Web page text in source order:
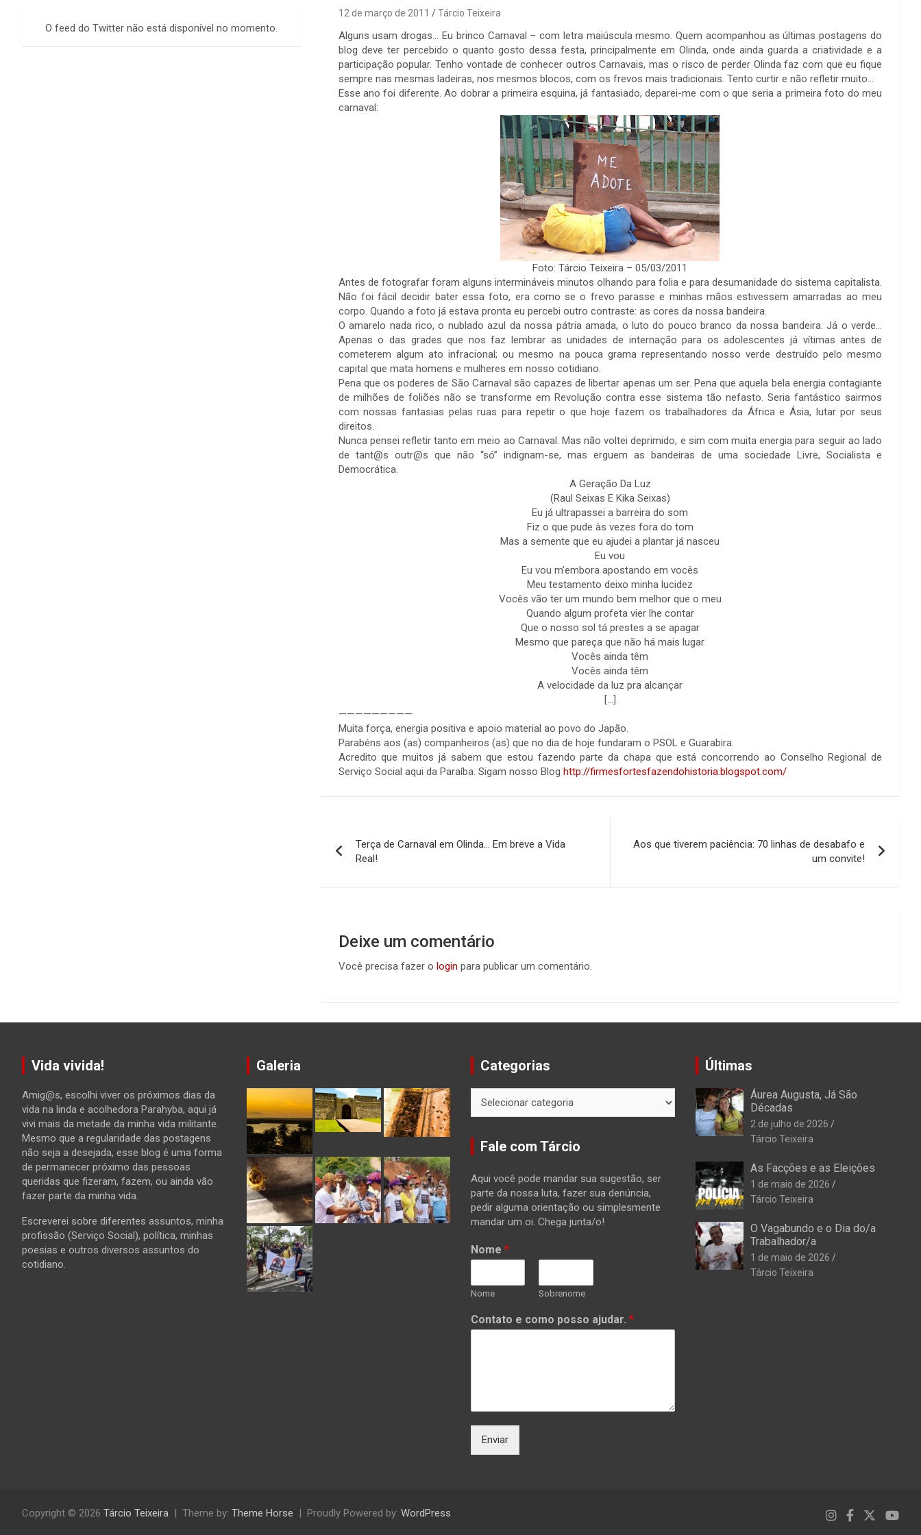
12 de março de 2011 Tárcio Teixeira
Alguns usam drogas… Eu brinco Carnaval – com letra maiúscula mesmo. Quem acompanhou as últimas postagens do
blog deve ter percebido o quanto gosto dessa festa, principalmente em Olinda, onde ainda guarda a criatividade e a
participação popular. Tenho vontade de conhecer outros Carnavais, mas o risco de perder Olinda faz com que eu fique
sempre nas mesmas ladeiras, nos mesmos blocos, com os frevos mais tradicionais. Tento curtir e não refletir muito…
Esse ano foi diferente. Ao dobrar a primeira esquina, já fantasiado, deparei-me com o que seria a primeira foto do meu
carnaval:
Foto: Tárcio Teixeira – 05/03/2011
Antes de fotografar foram alguns intermináveis minutos olhando para folia e para desumanidade do sistema capitalista.
Não foi fácil decidir bater essa foto, era como se o frevo parasse e minhas mãos estivessem amarradas ao meu
corpo. Quando a foto já estava pronta eu percebi outro contraste: as cores da nossa bandeira.
O amarelo nada rico, o nublado azul da nossa pátria amada, o luto do pouco branco da nossa bandeira. Já o verde…
Apenas o das grades que nos faz lembrar as unidades de internação para os adolescentes já vítimas antes de
cometerem algum ato infracional; ou mesmo na pouca grama representando nosso verde destruído pelo mesmo
capital que mata homens e mulheres em nosso cotidiano.
Pena que os poderes de São Carnaval são capazes de libertar apenas um ser. Pena que aquela bela energia contagiante
de milhões de foliões não se transforme em Revolução contra esse sistema tão nefasto. Seria fantástico sairmos
com nossas fantasias pelas ruas para repetir o que hoje fazem os trabalhadores da África e Ásia, lutar por seus
direitos.
Nunca pensei refletir tanto em meio ao Carnaval. Mas não voltei deprimido, e sim com muita energia para seguir ao lado
de tant@s outr@s que não “só” indignam-se, mas erguem as bandeiras de uma sociedade Livre, Socialista e
Democrática.
A Geração Da Luz
(Raul Seixas E Kika Seixas)
Eu já ultrapassei a barreira do som
Fiz o que pude às vezes fora do tom
Mas a semente que eu ajudei a plantar já nasceu
Eu vou
Eu vou m’embora apostando em vocês
Meu testamento deixo minha lucidez
Vocês vão ter um mundo bem melhor que o meu
Quando algum profeta vier lhe contar
Que o nosso sol tá prestes a se apagar
Mesmo que pareça que não há mais lugar
Vocês ainda têm
Vocês ainda têm
A velocidade da luz pra alcançar
[…]
—————————
Muita força, energia positiva e apoio material ao povo do Japão.
Parabéns aos (as) companheiros (as) que no dia de hoje fundaram o PSOL e Guarabira.
Acredito que muitos já sabem que estou fazendo parte da chapa que está concorrendo ao Conselho Regional de
Serviço Social aqui da Paraíba. Sigam nosso Blog http://firmesfortesfazendohistoria.blogspot.com/
de
Post
Terça de Carnaval em Olinda… Em breve a Vida
Real!
Aos que tiverem paciência: 70 linhas de desabafo e
um convite!
Deixe um comentário
Você precisa fazer o login para publicar um comentário.
O feed do Twitter não está disponível no momento.
Vida vivida!
Amig@s, escolhi viver os próximos dias da
vida na linda e acolhedora Parahyba, aqui já
vivi mais da metade da minha vida militante.
Mesmo que a regularidade das postagens
não seja a desejada, esse blog é uma forma
de permanecer próximo das pessoas
queridas que fizeram, fazem, ou ainda vão
fazer parte da minha vida.
Escreverei sobre diferentes assuntos, minha
profissão (Serviço Social), política, minhas
poesias e outros diversos assuntos do
cotidiano.
Galeria Categorias
Fale com Tárcio
Aqui você pode mandar sua sugestão, ser
parte da nossa luta, fazer sua denúncia,
pedir alguma orientação ou simplesmente
mandar um oi. Chega junta/o!
Nome *
Nome Sobrenome
Contato e como posso ajudar. *
Enviar
Últimas
Áurea Augusta, Já São
Décadas
2 de julho de 2026
Tárcio Teixeira
As Facções e as Eleições
1 de maio de 2026
Tárcio Teixeira
O Vagabundo e o Dia do/a
Trabalhador/a
1 de maio de 2026
Tárcio Teixeira
Copyright © 2026 Tárcio Teixeira Theme by: Theme Horse Proudly Powered by: WordPress